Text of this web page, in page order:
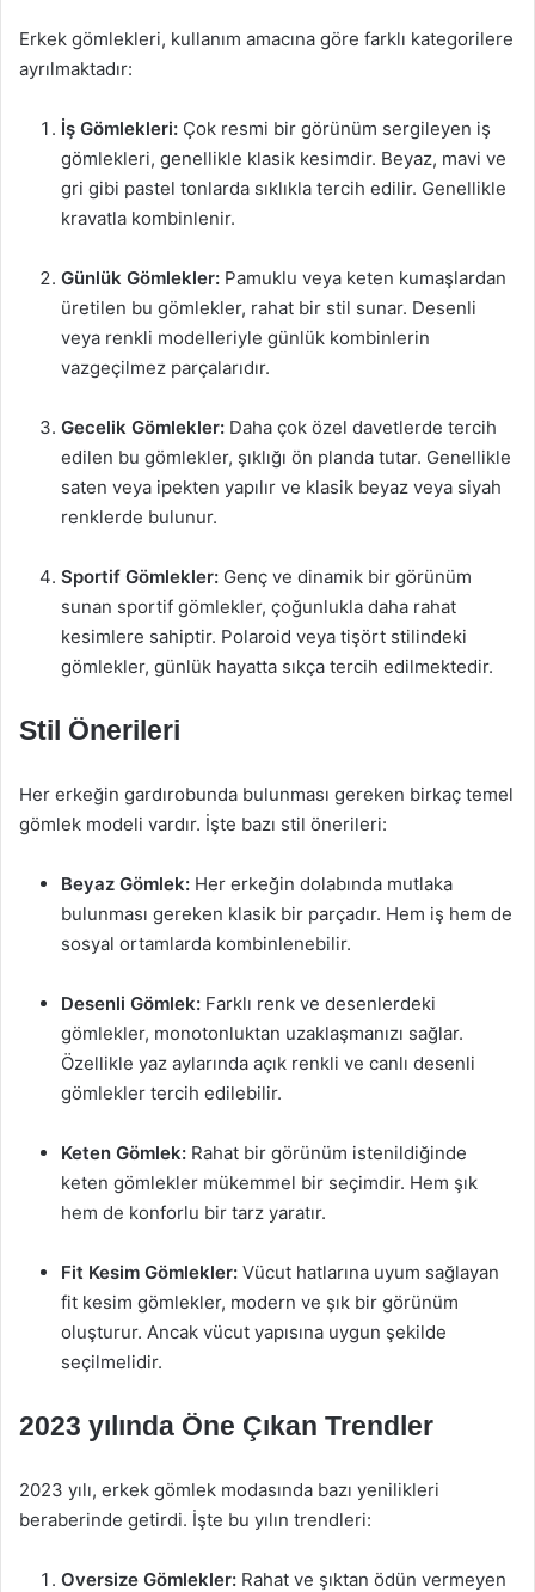
Erkek gömlekleri, kullanım amacına göre farklı kategorilere
ayrılmaktadır:
İş Gömlekleri: Çok resmi bir görünüm sergileyen iş
gömlekleri, genellikle klasik kesimdir. Beyaz, mavi ve
gri gibi pastel tonlarda sıklıkla tercih edilir. Genellikle
kravatla kombinlenir.
Günlük Gömlekler: Pamuklu veya keten kumaşlardan
üretilen bu gömlekler, rahat bir stil sunar. Desenli
veya renkli modelleriyle günlük kombinlerin
vazgeçilmez parçalarıdır.
Gecelik Gömlekler: Daha çok özel davetlerde tercih
edilen bu gömlekler, şıklığı ön planda tutar. Genellikle
saten veya ipekten yapılır ve klasik beyaz veya siyah
renklerde bulunur.
Sportif Gömlekler: Genç ve dinamik bir görünüm
sunan sportif gömlekler, çoğunlukla daha rahat
kesimlere sahiptir. Polaroid veya tişört stilindeki
gömlekler, günlük hayatta sıkça tercih edilmektedir.
Stil Önerileri
Her erkeğin gardırobunda bulunması gereken birkaç temel
gömlek modeli vardır. İşte bazı stil önerileri:
Beyaz Gömlek: Her erkeğin dolabında mutlaka
bulunması gereken klasik bir parçadır. Hem iş hem de
sosyal ortamlarda kombinlenebilir.
Desenli Gömlek: Farklı renk ve desenlerdeki
gömlekler, monotonluktan uzaklaşmanızı sağlar.
Özellikle yaz aylarında açık renkli ve canlı desenli
gömlekler tercih edilebilir.
Keten Gömlek: Rahat bir görünüm istenildiğinde
keten gömlekler mükemmel bir seçimdir. Hem şık
hem de konforlu bir tarz yaratır.
Fit Kesim Gömlekler: Vücut hatlarına uyum sağlayan
fit kesim gömlekler, modern ve şık bir görünüm
oluşturur. Ancak vücut yapısına uygun şekilde
seçilmelidir.
2023 yılında Öne Çıkan Trendler
2023 yılı, erkek gömlek modasında bazı yenilikleri
beraberinde getirdi. İşte bu yılın trendleri:
Oversize Gömlekler: Rahat ve şıktan ödün vermeyen